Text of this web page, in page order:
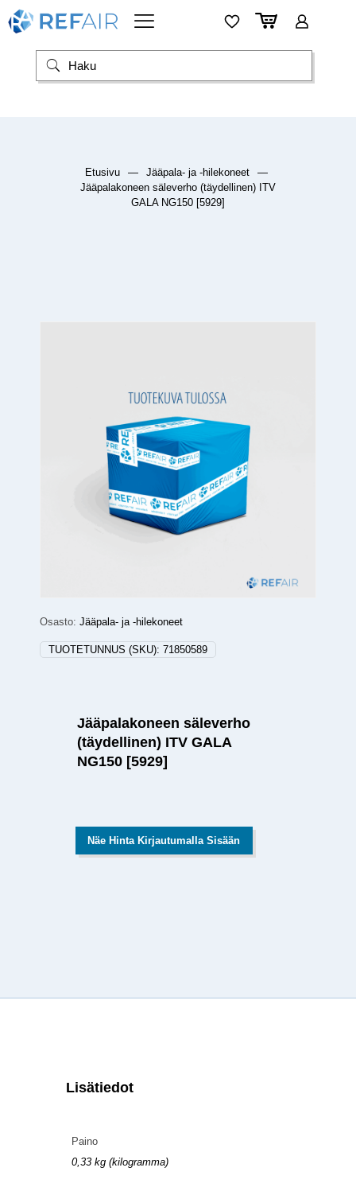
Etusivu — Jääpala- ja -hilekoneet
—
Jääpalakoneen säleverho (täydellinen) ITV
GALA NG150 [5929]
Osasto: Jääpala- ja -hilekoneet
TUOTETUNNUS (SKU): 71850589
Jääpalakoneen säleverho
(täydellinen) ITV GALA
NG150 [5929]
Näe Hinta Kirjautumalla Sisään
Lisätiedot
Paino
0,33 kg (kilogramma)